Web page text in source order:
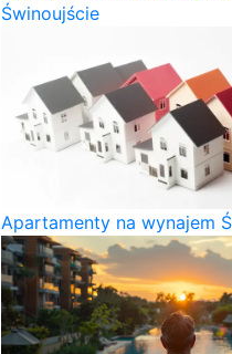
Świnoujście
Apartamenty na wynajem